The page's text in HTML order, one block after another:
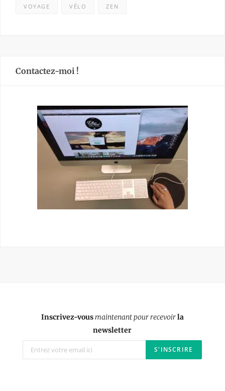
VOYAGE VÉLO ZEN
Contactez-moi !
Inscrivez-vousmaintenant pour recevoirla
newsletter